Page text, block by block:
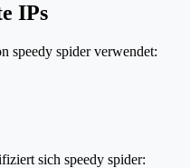
IPs
speedy spider verwendet:
sich speedy spider: